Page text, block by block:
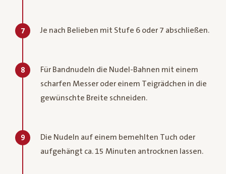
7 Je nach Belieben mit Stufe 6 oder 7 abschließen.
8
Für Bandnudeln die Nudel-Bahnen mit einem
scharfen Messer oder einem Teigrädchen in die
gewünschte Breite schneiden.
9
Die Nudeln auf einem bemehlten Tuch oder
aufgehängt ca. 15 Minuten antrocknen lassen.